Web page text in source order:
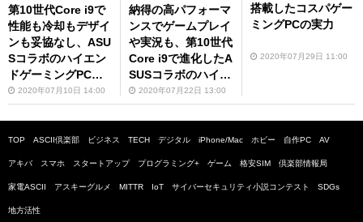
第10世代Core i9で
性能も冷却もデザイ
ンも妥協なし、ASU
Sコラボのハイエン
ドゲーミングPC「Z
EFT ASX2」
2020年07月10日 14:00
納得の高パフォーマ
ンスでゲームプレイ
や実況も、第10世代
Core i9で進化したA
SUSコラボのハイエ
ンドゲーミングPC
「ZEFT ASX2」
2020年07月22日 13:00
搭載したコスパゲー
ミングPCの実力
2020年07月29日 11:00
TOP ASCII倶楽部 ビジネス TECH デジタル iPhone/Mac ホビー 自作PC AV
アキバ スマホ スタートアップ プログラミング+ ゲーム 格安SIM 倶楽部情報局
家電ASCII アスキーグルメ MITTR IoT サイバーセキュリティ小説コンテスト SDGs
地方活性